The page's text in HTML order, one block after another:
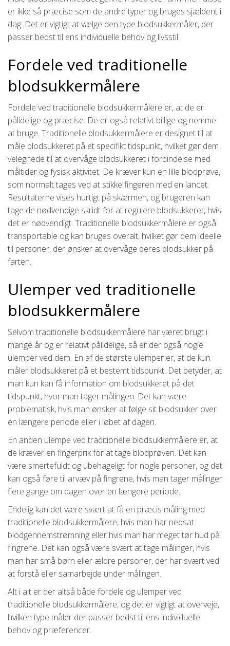
er ikke så præcise som de andre typer og bruges sjældent i
dag. Det er vigtigt at vælge den type blodsukkermåler, der
passer bedst til ens individuelle behov og livsstil.
Fordele ved traditionelle
blodsukkermålere
Fordele ved traditionelle blodsukkermålere er, at de er
pålidelige og præcise. De er også relativt billige og nemme
at bruge. Traditionelle blodsukkermålere er designet til at
måle blodsukkeret på et specifikt tidspunkt, hvilket gør dem
velegnede til at overvåge blodsukkeret i forbindelse med
måltider og fysisk aktivitet. De kræver kun en lille blodprøve,
som normalt tages ved at stikke fingeren med en lancet.
Resultaterne vises hurtigt på skærmen, og brugeren kan
tage de nødvendige skridt for at regulere blodsukkeret, hvis
det er nødvendigt. Traditionelle blodsukkermålere er også
transportable og kan bruges overalt, hvilket gør dem ideelle
til personer, der ønsker at overvåge deres blodsukker på
farten.
Ulemper ved traditionelle
blodsukkermålere
Selvom traditionelle blodsukkermålere har været brugt i
mange år og er relativt pålidelige, så er der også nogle
ulemper ved dem. En af de største ulemper er, at de kun
måler blodsukkeret på et bestemt tidspunkt. Det betyder, at
man kun kan få information om blodsukkeret på det
tidspunkt, hvor man tager målingen. Det kan være
problematisk, hvis man ønsker at følge sit blodsukker over
en længere periode eller i løbet af dagen.
En anden ulempe ved traditionelle blodsukkermålere er, at
de kræver en fingerprik for at tage blodprøven. Det kan
være smertefuldt og ubehageligt for nogle personer, og det
kan også føre til arvæv på fingrene, hvis man tager målinger
flere gange om dagen over en længere periode.
Endelig kan det være svært at få en præcis måling med
traditionelle blodsukkermålere, hvis man har nedsat
blodgennemstrømning eller hvis man har meget tør hud på
fingrene. Det kan også være svært at tage målinger, hvis
man har små børn eller ældre personer, der har svært ved
at forstå eller samarbejde under målingen.
Alt i alt er der altså både fordele og ulemper ved
traditionelle blodsukkermålere, og det er vigtigt at overveje,
hvilken type måler der passer bedst til ens individuelle
behov og præferencer.